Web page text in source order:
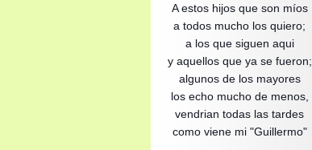
A estos hijos que son míos
a todos mucho los quiero;
a los que siguen aqui
y aquellos que ya se fueron;
algunos de los mayores
los echo mucho de menos,
vendrian todas las tardes
como viene mi "Guillermo"